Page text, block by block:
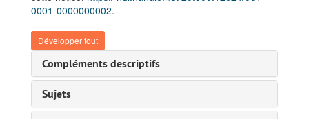
0001-0000000002.
Développer tout
Compléments descriptifs
Sujets